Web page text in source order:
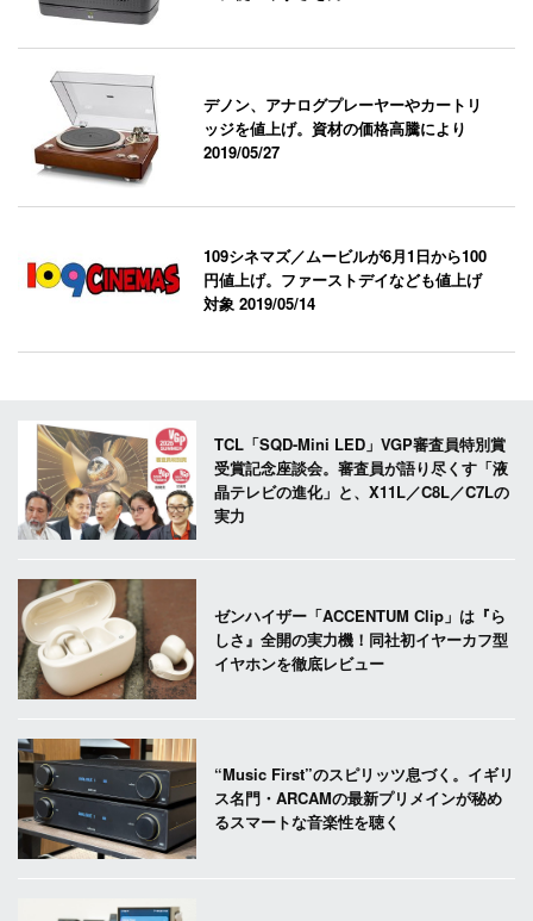
デノン、アナログプレーヤーやカートリ
ッジを値上げ。資材の価格高騰により
2019/05/27
109シネマズ／ムービルが6月1日から100
円値上げ。ファーストデイなども値上げ
対象2019/05/14
TCL「SQD-Mini LED」VGP審査員特別賞
受賞記念座談会。審査員が語り尽くす「液
晶テレビの進化」と、X11L／C8L／C7Lの
実力
ゼンハイザー「ACCENTUM Clip」は『ら
しさ』全開の実力機！同社初イヤーカフ型
イヤホンを徹底レビュー
“Music First”のスピリッツ息づく。イギリ
ス名門・ARCAMの最新プリメインが秘め
るスマートな音楽性を聴く